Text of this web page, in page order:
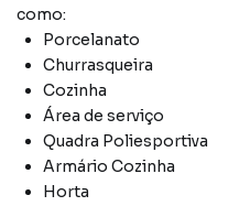
como:
Porcelanato
Churrasqueira
Cozinha
Área de serviço
Quadra Poliesportiva
Armário Cozinha
Horta